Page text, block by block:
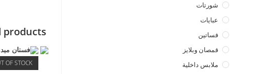
products
OF STOCK
شورتات
عبايات
فساتين
قمصان وبلايز
ملابس داخلية